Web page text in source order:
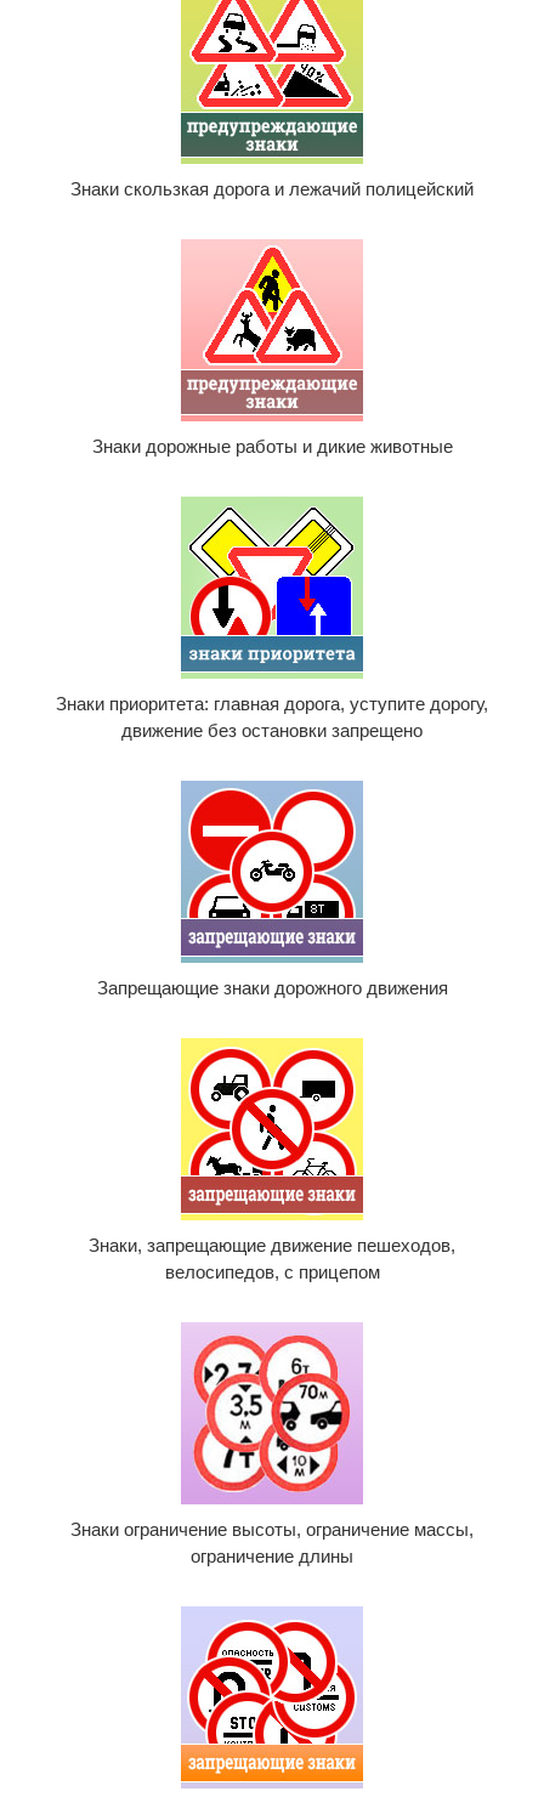
Знаки скользкая дорога и лежачий полицейский
Знаки дорожные работы и дикие животные
Знаки приоритета: главная дорога, уступите дорогу,
движение без остановки запрещено
Запрещающие знаки дорожного движения
Знаки, запрещающие движение пешеходов,
велосипедов, с прицепом
Знаки ограничение высоты, ограничение массы,
ограничение длины